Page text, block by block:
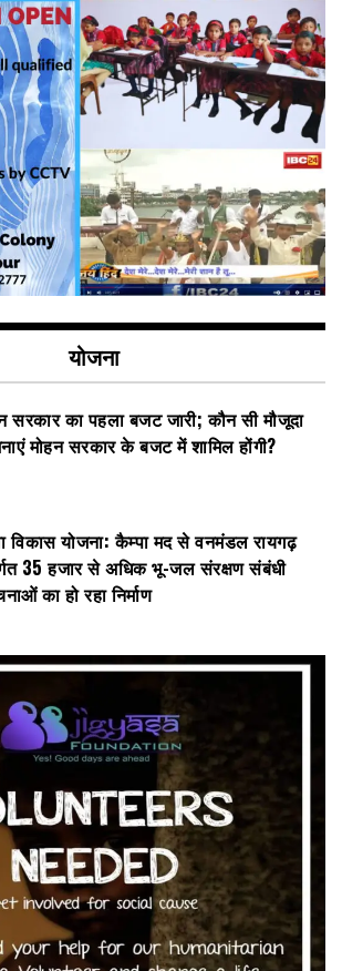
योजना
सरकार का पहला बजट जारी; कौन सी मौजूदा
मोहन सरकार के बजट में शामिल होंगी?
विकास योजना: कैम्पा मद से वनमंडल रायगढ़
35 हजार से अधिक भू-जल संरक्षण संबंधी
का हो रहा निर्माण